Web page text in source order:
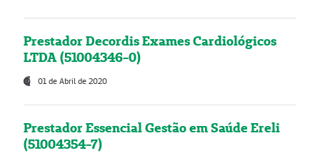
Prestador Decordis Exames Cardiológicos
LTDA (51004346-0)
01 de Abril de 2020
Prestador Essencial Gestão em Saúde Ereli
(51004354-7)